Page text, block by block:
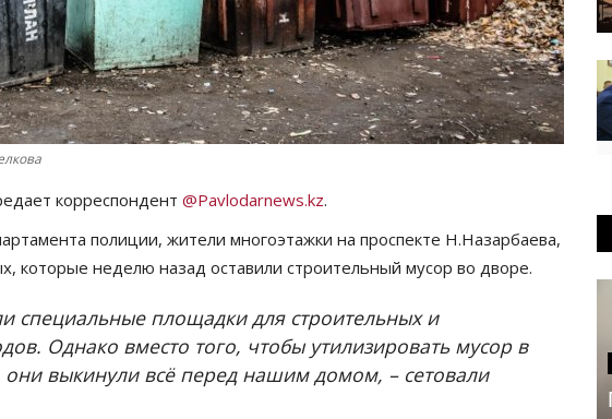
корреспондент @Pavlodarnews.kz.
полиции, жители многоэтажки на проспекте Н.Назарбаева,
которые неделю назад оставили строительный мусор во дворе.
специальные площадки для строительных и
Однако вместо того, чтобы утилизировать мусор в
они выкинули всё перед нашим домом, – сетовали